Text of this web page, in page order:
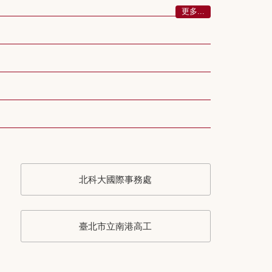
更多...
北科大國際事務處
臺北市立南港高工